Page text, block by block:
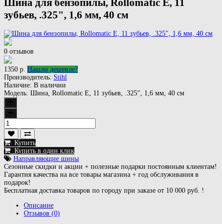
Шина для бензопилы, Rollomatic E, 11
зубьев, .325", 1,6 мм, 40 см
0 отзывов
1350 р. Нашли дешевле?
Производитель: Stihl
Наличие: В наличии
Модель: Шина, Rollomatic E, 11 зубьев, .325", 1,6 мм, 40 см
Купить
Купить в один клик
Направляющие шины
Сезонные скидки и акции + полезные подарки постоянным клиентам!
Гарантия качества на все товары магазина + год обслуживания в
подарок!
Бесплатная доставка товаров по городу при заказе от 10 000 руб. !
Описание
Отзывов (0)